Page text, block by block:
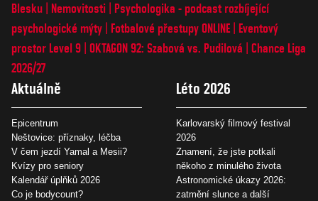
Blesku
Nemovitosti
Psychologika - podcast rozbíjející
psychologické mýty
Fotbalové přestupy ONLINE
Eventový
prostor Level 9 OKTAGON 92: Szabová vs. Pudilová
Chance Liga
2026/27
Aktuálně
Epicentrum
Neštovice: příznaky, léčba
V čem jezdí Yamal a Mesii?
Kvízy pro seniory
Kalendář úplňků 2026
Co je bodycount?
Léto 2026
Karlovarský filmový festival
2026
Znamení, že jste potkali
někoho z minulého života
Astronomické úkazy 2026:
zatmění slunce a další